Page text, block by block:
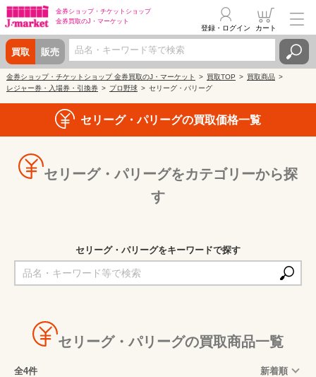
金券ショップ・ チケットショップ
金券買取のJ・マーケット
買取 販売
登録・ログイン カート
金券ショップ・チケットショップ 金券買取のJ・マーケット 買取TOP
買取商品
レジャー券・入場券・引換券
プロ野球 セリーグ・パリーグ
セリーグ・パリーグの買取価格一覧
セリーグ・パリーグをカテゴリーから探
す
セリーグ・パリーグをキーワードで探す
セリーグ・パリーグの買取商品一覧
全4件 新着順